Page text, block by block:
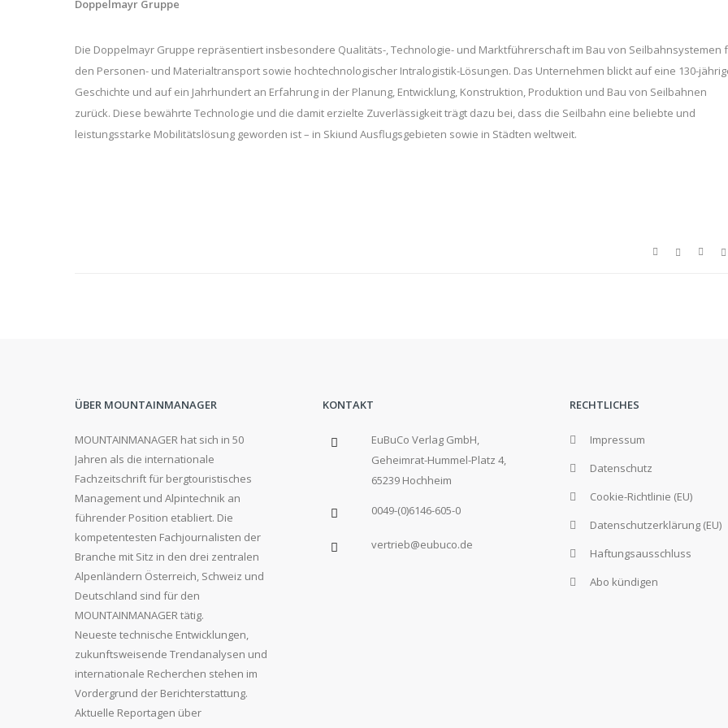
Doppelmayr Gruppe
Die Doppelmayr Gruppe repräsentiert insbesondere Qualitäts-, Technologie- und Marktführerschaft im Bau von Seilbahnsystemen
den Personen- und Materialtransport sowie hochtechnologischer Intralogistik-Lösungen. Das Unternehmen blickt auf eine 130-
Geschichte und auf ein Jahrhundert an Erfahrung in der Planung, Entwicklung, Konstruktion, Produktion und Bau von Seilbahnen
zurück. Diese bewährte Technologie und die damit erzielte Zuverlässigkeit trägt dazu bei, dass die Seilbahn eine beliebte und
leistungsstarke Mobilitätslösung geworden ist – in Skiund Ausflugsgebieten sowie in Städten weltweit.
ÜBER MOUNTAINMANAGER
MOUNTAINMANAGER hat sich in 50
Jahren als die internationale
Fachzeitschrift für bergtouristisches
Management und Alpintechnik an
führender Position etabliert. Die
kompetentesten Fachjournalisten der
Branche mit Sitz in den drei zentralen
Alpenländern Österreich, Schweiz und
Deutschland sind für den
MOUNTAINMANAGER tätig.
Neueste technische Entwicklungen,
zukunftsweisende Trendanalysen und
internationale Recherchen stehen im
Vordergrund der Berichterstattung.
Aktuelle Reportagen über
KONTAKT
EuBuCo Verlag GmbH,
Geheimrat-Hummel-Platz 4,
65239 Hochheim
0049-(0)6146-605-0
vertrieb@eubuco.de
RECHTLICHES
Impressum
Datenschutz
Cookie-Richtlinie (EU)
Datenschutzerklärung (EU)
Haftungsausschluss
Abo kündigen